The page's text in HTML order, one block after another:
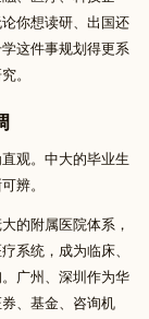
你想读研、出国还
这件事规划得更系
。
观。中大的毕业生
辨。
的附属医院体系，
系统，成为临床、
广州、深圳作为华
、基金、咨询机